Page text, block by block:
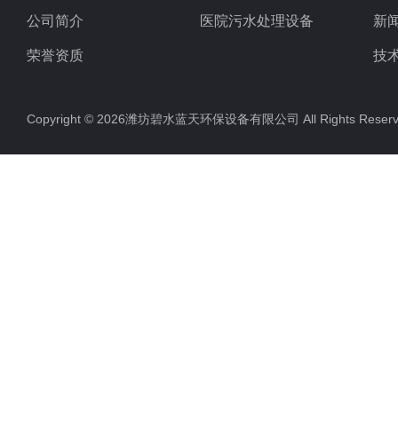
公司简介
荣誉资质
医院污水处理设备 新
技
Copyright © 2026潍坊碧水蓝天环保设备有限公司 All Rights